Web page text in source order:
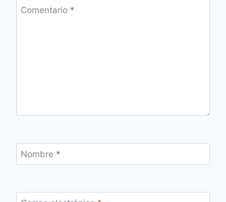
Comentario *
Nombre *